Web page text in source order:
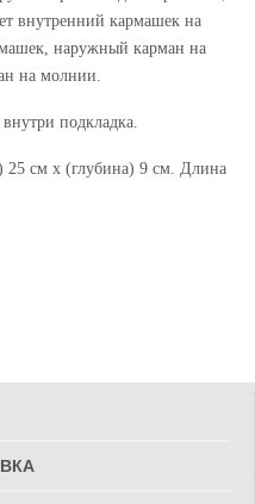
внутренний кармашек на
наружный карман на
на молнии.
подкладка.
см х (глубина) 9 см. Длина